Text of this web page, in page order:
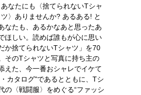
あなたにも〈捨てられないTシャ
ツ〉ありませんか? あるある! と
なたも、あるかなあと思ったあ
ほしい。読めば誰もが心に思い
か捨てられないTシャツ」を70
そのTシャツと写真に持ち主の
えた、今一番おシャレでイケて
カタログ"であるとともに、Tシ
の〈戦闘服〉をめぐる“ファッシ